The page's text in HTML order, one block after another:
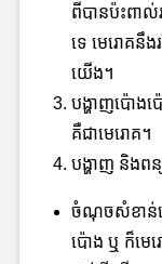
ពីបានប៉ះពាល់
ទេ មេរោគនឹ
យើង។
បង្ហាញប៉ោង
គឺជាមេរោគ។
បង្ហាញ និងព
ចំណុចសំខាន់ន
ប៉ោង ឬ ក៏មេ